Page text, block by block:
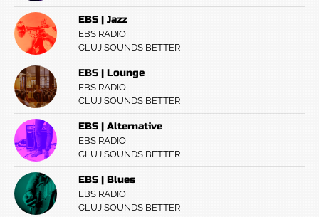
EBS | Jazz
EBS RADIO
CLUJ SOUNDS BETTER
EBS | Lounge
EBS RADIO
CLUJ SOUNDS BETTER
EBS | Alternative
EBS RADIO
CLUJ SOUNDS BETTER
EBS | Blues
EBS RADIO
CLUJ SOUNDS BETTER